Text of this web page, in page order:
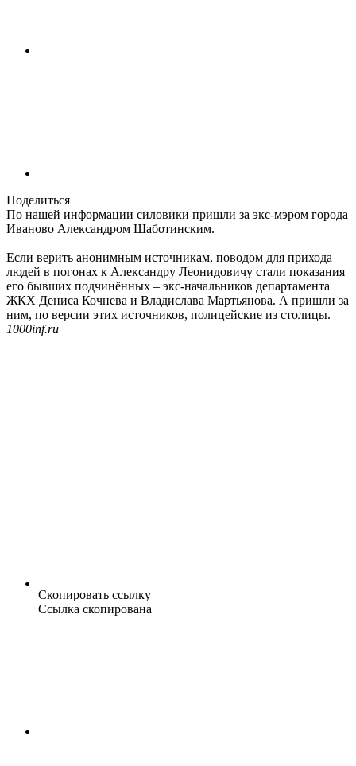
Поделиться
По нашей информации силовики пришли за экс-мэром города
Иваново Александром Шаботинским.
Если верить анонимным источникам, поводом для прихода
людей в погонах к Александру Леонидовичу стали показания
его бывших подчинённых – экс-начальников департамента
ЖКХ Дениса Кочнева и Владислава Мартьянова. А пришли за
ним, по версии этих источников, полицейские из столицы.
1000inf.ru
Скопировать ссылку
Ссылка скопирована